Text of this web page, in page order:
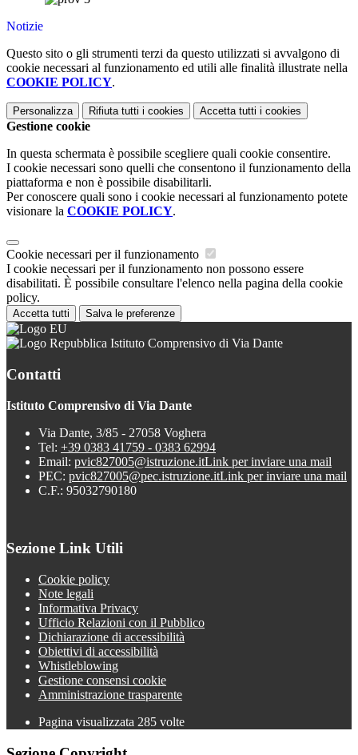
Notizie
Questo sito o gli strumenti terzi da questo utilizzati si avvalgono di
cookie necessari al funzionamento ed utili alle finalità illustrate nella
COOKIE POLICY.
Personalizza Rifiuta tutti i cookies Accetta tutti i cookies
Gestione cookie
In questa schermata è possibile scegliere quali cookie consentire.
I cookie necessari sono quelli che consentono il funzionamento della
piattaforma e non è possibile disabilitarli.
Per conoscere quali sono i cookie necessari al funzionamento potete
visionare la COOKIE POLICY.
Cookie necessari per il funzionamento
I cookie necessari per il funzionamento non possono essere
disabilitati. È possibile consultare l'elenco nella pagina della cookie
policy.
Accetta tutti Salva le preferenze
Istituto Comprensivo di Via Dante
Contatti
Istituto Comprensivo di Via Dante
Via Dante, 3/85 - 27058 Voghera
Tel: +39 0383 41759 - 0383 62994
Email: pvic827005@istruzione.itLink per inviare una mail
PEC: pvic827005@pec.istruzione.itLink per inviare una mail
C.F.: 95032790180
Sezione Link Utili
Cookie policy
Note legali
Informativa Privacy
Ufficio Relazioni con il Pubblico
Dichiarazione di accessibilità
Obiettivi di accessibilità
Whistleblowing
Gestione consensi cookie
Amministrazione trasparente
Pagina visualizzata 285 volte